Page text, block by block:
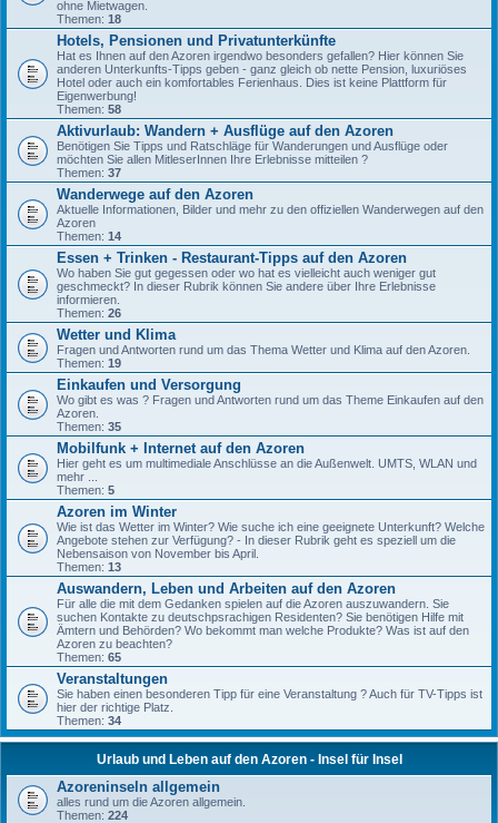
ohne Mietwagen.
Themen: 18
Hotels, Pensionen und Privatunterkünfte
Hat es Ihnen auf den Azoren irgendwo besonders gefallen? Hier können Sie
anderen Unterkunfts-Tipps geben - ganz gleich ob nette Pension, luxuriöses
Hotel oder auch ein komfortables Ferienhaus. Dies ist keine Plattform für
Eigenwerbung!
Themen: 58
Aktivurlaub: Wandern + Ausflüge auf den Azoren
Benötigen Sie Tipps und Ratschläge für Wanderungen und Ausflüge oder
möchten Sie allen MitleserInnen Ihre Erlebnisse mitteilen ?
Themen: 37
Wanderwege auf den Azoren
Aktuelle Informationen, Bilder und mehr zu den offiziellen Wanderwegen auf den
Azoren
Themen: 14
Essen + Trinken - Restaurant-Tipps auf den Azoren
Wo haben Sie gut gegessen oder wo hat es vielleicht auch weniger gut
geschmeckt? In dieser Rubrik können Sie andere über Ihre Erlebnisse
informieren.
Themen: 26
Wetter und Klima
Fragen und Antworten rund um das Thema Wetter und Klima auf den Azoren.
Themen: 19
Einkaufen und Versorgung
Wo gibt es was ? Fragen und Antworten rund um das Theme Einkaufen auf den
Azoren.
Themen: 35
Mobilfunk + Internet auf den Azoren
Hier geht es um multimediale Anschlüsse an die Außenwelt. UMTS, WLAN und
mehr ...
Themen: 5
Azoren im Winter
Wie ist das Wetter im Winter? Wie suche ich eine geeignete Unterkunft? Welche
Angebote stehen zur Verfügung? - In dieser Rubrik geht es speziell um die
Nebensaison von November bis April.
Themen: 13
Auswandern, Leben und Arbeiten auf den Azoren
Für alle die mit dem Gedanken spielen auf die Azoren auszuwandern. Sie
suchen Kontakte zu deutschpsrachigen Residenten? Sie benötigen Hilfe mit
Ämtern und Behörden? Wo bekommt man welche Produkte? Was ist auf den
Azoren zu beachten?
Themen: 65
Veranstaltungen
Si­e haben einen besonderen Tipp für eine Veranstaltung ? Auch für TV-Tipps ist
hier der richtige Platz.
Themen: 34
Urlaub und Leben auf den Azoren - Insel für Insel
Azoreninseln allgemein
alles rund um die Azoren allgemein.
Themen: 224